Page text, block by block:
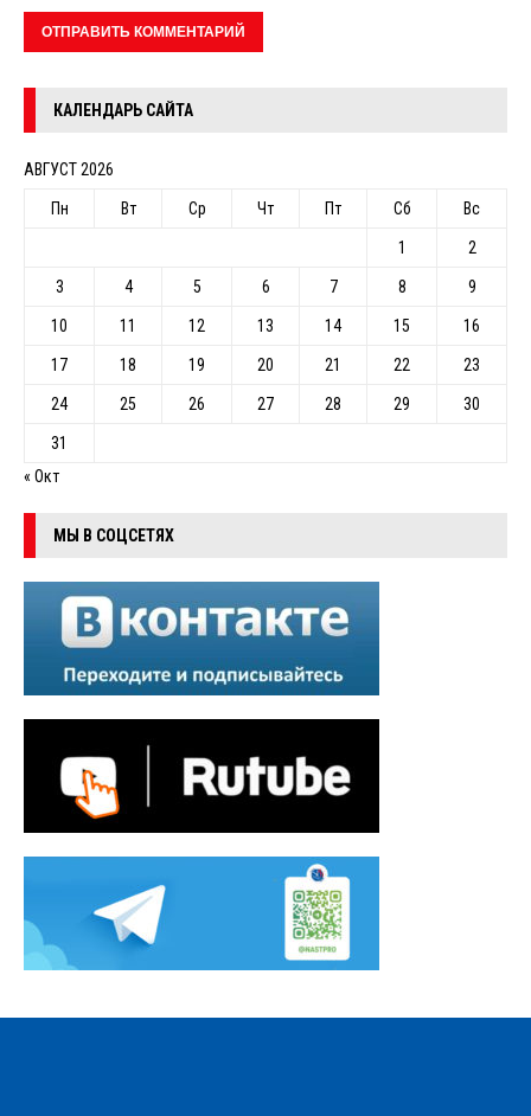
КАЛЕНДАРЬ САЙТА
АВГУСТ 2026
Пн Вт Ср Чт Пт Сб Вс
1 2
3 4 5 6 7 8 9
10 11 12 13 14 15 16
17 18 19 20 21 22 23
24 25 26 27 28 29 30
31
« Окт
МЫ В СОЦСЕТЯХ